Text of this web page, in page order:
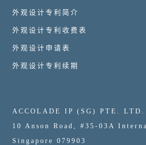
外观设计专利简介
外观设计专利收费表
外观设计申请表
外观设计专利续期
ACCOLADE IP (SG) PTE. LTD.
10 Anson Road, #35-03A
Singapore 079903